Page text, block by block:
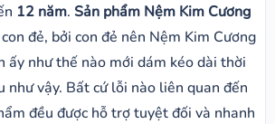
12 năm. Sản phẩm Nệm Kim Cương
đẻ, bởi con đẻ nên Nệm Kim Cương
ấy như thế nào mới dám kéo dài thời
như vậy. Bất cứ lỗi nào liên quan đến
đều được hỗ trợ tuyệt đối và nhanh